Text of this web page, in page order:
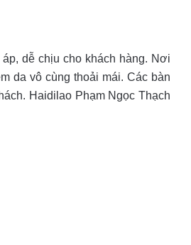
dễ chịu cho khách hàng. Nơi
da vô cùng thoải mái. Các bàn
Haidilao Phạm Ngọc Thạch